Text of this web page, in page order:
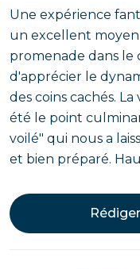
Une expérience
un excellent moyen
promenade dans le
d'apprécier le
des coins cachés.
été le point
voilé" qui nous a
et bien préparé.